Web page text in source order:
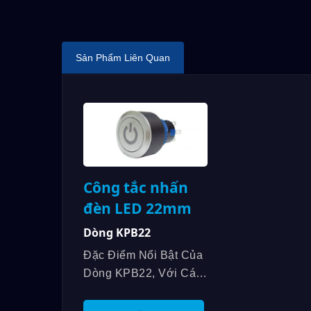
Sản Phẩm Liên Quan
Công tắc nhấn
đèn LED 22mm
Dòng KPB22
Đặc Điểm Nổi Bật Của
Dòng KPB22, Với Các